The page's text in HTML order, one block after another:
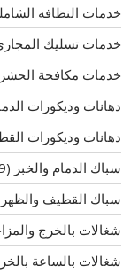
خدمات النظافه
خدمات تسليك
خدمات مكافحة
دهانات وديكورات
دهانات وديكورات
سباك الدمام والخبر (29)
سباك القطيف
شغالات بالخرج
شغالات بالساعة